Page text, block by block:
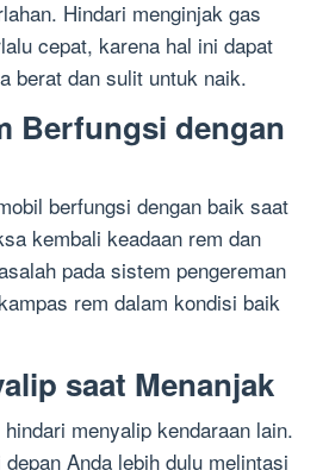
Hindari menginjak gas
cepat, karena hal ini dapat
berat dan sulit untuk naik.
Berfungsi dengan
berfungsi dengan baik saat
kembali keadaan rem dan
pada sistem pengereman
rem dalam kondisi baik
saat Menanjak
menyalip kendaraan lain.
Anda lebih dulu melintasi